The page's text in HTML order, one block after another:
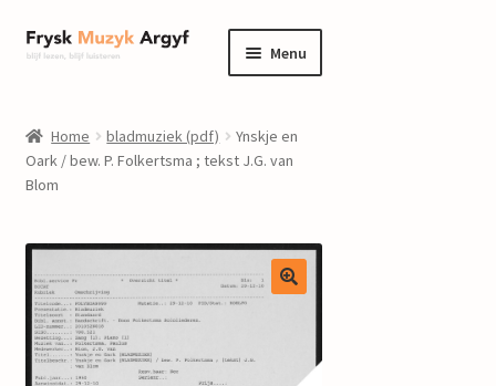
Ga
door
navigatie
Ga
naar
inhoud
Menu
informatie
Submenu
uitvouwen
Componisten
nieuws
Home bladmuziek (pdf)
Ynskje en
Oark / bew. P. Folkertsma ; tekst J.G. van
Blom